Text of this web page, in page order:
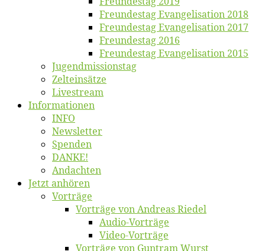
Freun­des­tag Evan­ge­li­sa­ti­on 2018
Freun­des­tag Evan­ge­li­sa­ti­on 2017
Freun­des­tag 2016
Freun­des­tag Evan­ge­li­sa­ti­on 2015
Jugend­mis­sions­tag
Zelt­ein­sät­ze
Live­stream
Informatio­nen
INFO
News­let­ter
Spen­den
DANKE!
An­dach­ten
Jetzt an­hö­ren
Vor­trä­ge
Vor­trä­ge von An­dre­as Riedel
Au­dio-Vor­trä­ge
Vi­deo-Vor­trä­ge
Vor­trä­ge von Gun­tram Wurst